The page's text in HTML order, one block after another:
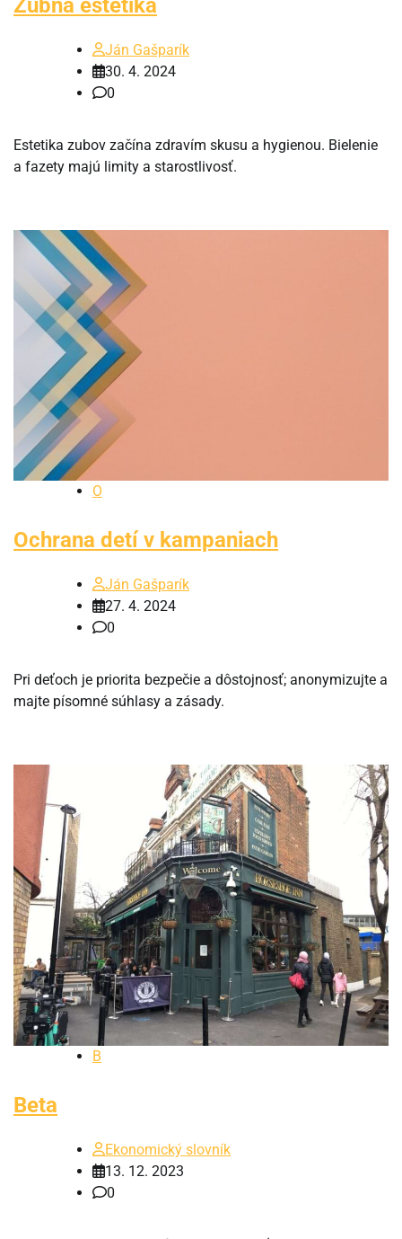
Zubná estetika
Ján Gašparík
30. 4. 2024
0
Estetika zubov začína zdravím skusu a hygienou. Bielenie
a fazety majú limity a starostlivosť.
O
Ochrana detí v kampaniach
Ján Gašparík
27. 4. 2024
0
Pri deťoch je priorita bezpečie a dôstojnosť; anonymizujte a
majte písomné súhlasy a zásady.
B
Beta
Ekonomický slovník
13. 12. 2023
0